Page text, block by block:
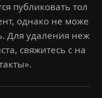
публиковать тол
однако не може
Для удаления неж
свяжитесь с на